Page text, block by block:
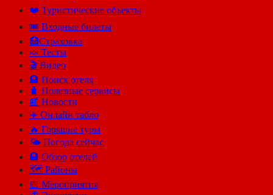
❤️ Туристические объекты
🎟️ Входные билеты
🏥Страховка
🍬 Тесты
🎬 Видео
🏨 Поиск отеля
🧳 Полезные сервисы
📰 Новости
✈️ Онлайн табло
🔥 Горящие туры
🌤️ Погода сейчас
🏨 Обзор отелей
🗺 Районы
📅 Мероприятия